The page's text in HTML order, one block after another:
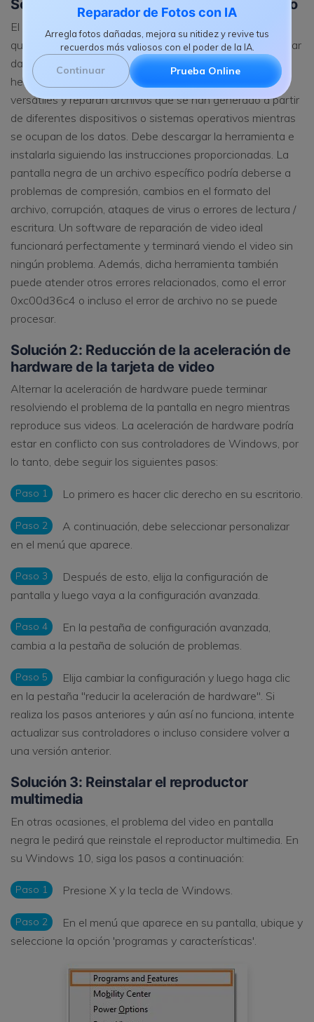
Reparador de Fotos con IA
Arregla fotos dañadas, mejora su nitidez y revive tus
recuerdos más valiosos con el poder de la IA.
Continuar Prueba Online
Solución 1: Software de reparación de video
El software de reparación de video es una herramienta
que repara adecuadamente los archivos que pueden estar
dañados, dañados o incluso rotos. Las diferentes
herramientas de reparación disponibles en línea son
versátiles y reparan archivos que se han generado a partir
de diferentes dispositivos o sistemas operativos mientras
se ocupan de los datos. Debe descargar la herramienta e
instalarla siguiendo las instrucciones proporcionadas. La
pantalla negra de un archivo específico podría deberse a
problemas de compresión, cambios en el formato del
archivo, corrupción, ataques de virus o errores de lectura /
escritura. Un software de reparación de video ideal
funcionará perfectamente y terminará viendo el video sin
ningún problema. Además, dicha herramienta también
puede atender otros errores relacionados, como el error
0xc00d36c4 o incluso el error de archivo no se puede
procesar.
Solución 2: Reducción de la aceleración de
hardware de la tarjeta de video
Alternar la aceleración de hardware puede terminar
resolviendo el problema de la pantalla en negro mientras
reproduce sus videos. La aceleración de hardware podría
estar en conflicto con sus controladores de Windows, por
lo tanto, debe seguir los siguientes pasos:
Paso 1 Lo primero es hacer clic derecho en su escritorio.
Paso 2
A continuación, debe seleccionar personalizar
en el menú que aparece.
Paso 3
Después de esto, elija la configuración de
pantalla y luego vaya a la configuración avanzada.
Paso 4
En la pestaña de configuración avanzada,
cambia a la pestaña de solución de problemas.
Paso 5
Elija cambiar la configuración y luego haga clic
en la pestaña "reducir la aceleración de hardware". Si
realiza los pasos anteriores y aún así no funciona, intente
actualizar sus controladores o incluso considere volver a
una versión anterior.
Solución 3: Reinstalar el reproductor
multimedia
En otras ocasiones, el problema del video en pantalla
negra le pedirá que reinstale el reproductor multimedia. En
su Windows 10, siga los pasos a continuación:
Paso 1 Presione X y la tecla de Windows.
Paso 2
En el menú que aparece en su pantalla, ubique y
seleccione la opción 'programas y características'.